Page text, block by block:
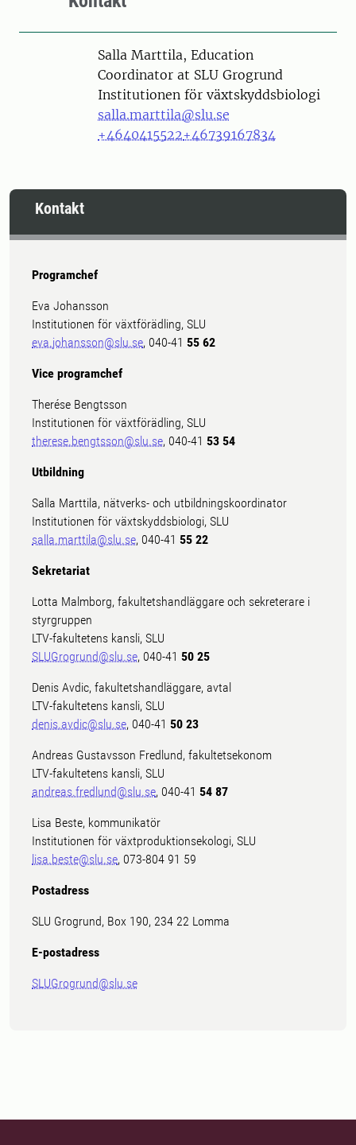
PersonSalla Marttila, Education
Coordinator at SLU Grogrund
Institutionen för växtskyddsbiologi
salla.marttila@slu.se
+4640415522+46739167834
Kontakt
Programchef
Eva Johansson
Institutionen för växtförädling, SLU
eva.johansson@slu.se, 040-41 55 62
Vice programchef
Therése Bengtsson
Institutionen för växtförädling, SLU
therese.bengtsson@slu.se, 040-41 53 54
Utbildning
Salla Marttila, nätverks- och utbildningskoordinator
Institutionen för växtskyddsbiologi, SLU
salla.marttila@slu.se, 040-41 55 22
Sekretariat
Lotta Malmborg, fakultetshandläggare och sekreterare i
styrgruppen
LTV-fakultetens kansli, SLU
SLUGrogrund@slu.se, 040-41 50 25
Denis Avdic, fakultetshandläggare, avtal
LTV-fakultetens kansli, SLU
denis.avdic@slu.se, 040-41 50 23
Andreas Gustavsson Fredlund, fakultetsekonom
LTV-fakultetens kansli, SLU
andreas.fredlund@slu.se, 040-41 54 87
Lisa Beste, kommunikatör
Institutionen för växtproduktionsekologi, SLU
lisa.beste@slu.se, 073-804 91 59
Postadress
SLU Grogrund, Box 190, 234 22 Lomma
E-postadress
SLUGrogrund@slu.se